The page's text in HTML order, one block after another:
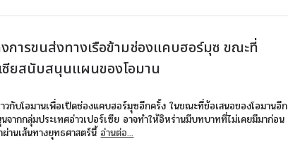
การขนส่งทางเรือข้ามช่องแคบฮอร์มุซ ขณะที่
เซียสนับสนุนแผนของโอมาน
วกับโอมานเพื่อเปิดช่องแคบฮอร์มุซอีกครั้ง ในขณะที่ข้อเสนอของโอมานอีก
ากกลุ่มประเทศอ่าวเปอร์เซีย อาจทำให้อิหร่านมีบทบาทที่ไม่เคยมีมาก่อน
ผ่านเส้นทางยุทธศาสตร์นี้ อ่านต่อ...